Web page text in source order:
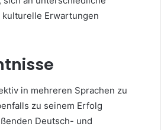
Erwartungen
in mehreren Sprachen zu
zu seinem Erfolg
Deutsch- und